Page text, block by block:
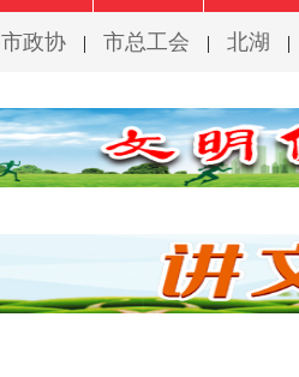
市政协 | 市总工会 | 北湖 |